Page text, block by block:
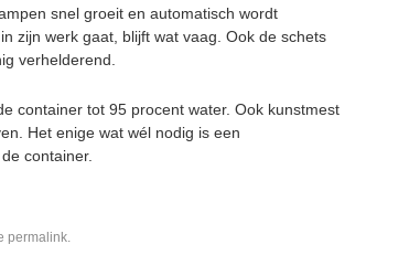
snel groeit en automatisch wordt
zijn werk gaat, blijft wat vaag. Ook de schets
verhelderend.
container tot 95 procent water. Ook kunstmest
Het enige wat wél nodig is een
container.
permalink.